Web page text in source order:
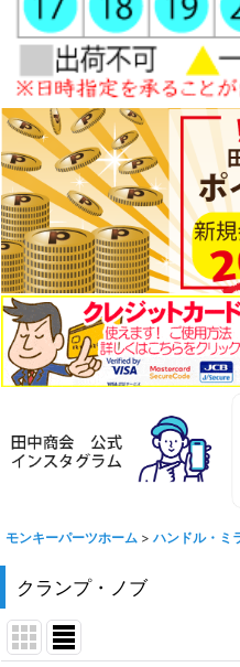
モンキーパーツホーム > ハンドル・ミ
クランプ・ノブ